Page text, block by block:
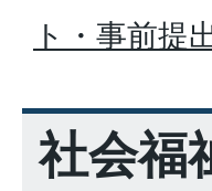
ト・事前提
社会福